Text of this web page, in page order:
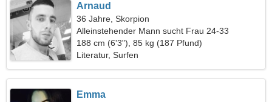
Arnaud
36 Jahre, Skorpion
Alleinstehender Mann sucht Frau 24-33
188 cm (6'3"), 85 kg (187 Pfund)
Literatur, Surfen
Emma